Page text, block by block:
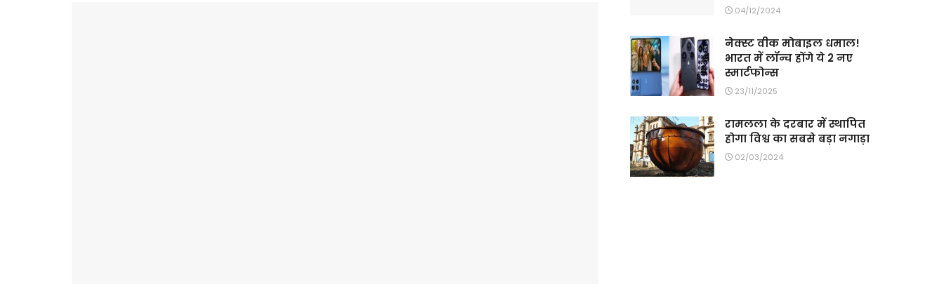
04/12/2024
नेक्स्ट वीक मोबाइल धमाल!
भारत में लॉन्च होंगे ये 2 नए
स्मार्टफोन्स
23/11/2025
रामलला के दरबार में स्थापित
होगा विश्व का सबसे बड़ा नगाड़ा
02/03/2024